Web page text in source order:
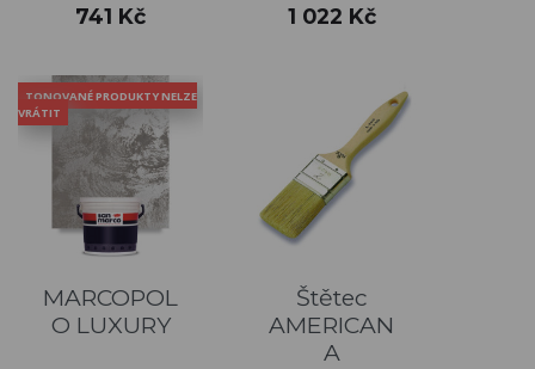
Cena
741 Kč Cena
1 022 Kč
TONOVANÉ PRODUKTY NELZE
VRÁTIT
MARCOPOL
O LUXURY
Štětec
AMERICAN
A